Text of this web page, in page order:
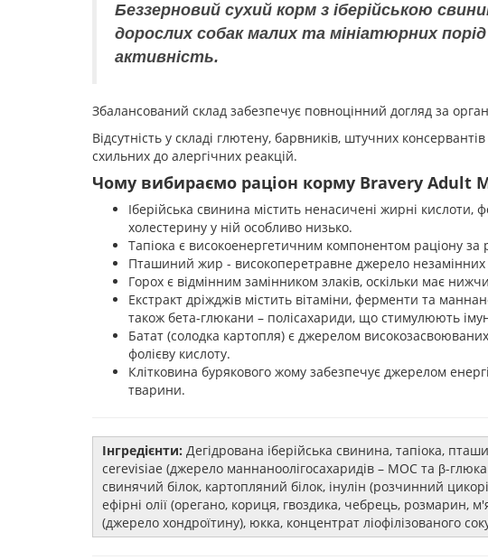
Беззерновий сухий корм з іберійською
дорослих собак малих та мініатюрних
активність.
Збалансований склад забезпечує повноцінний догляд за
Відсутність у складі глютену, барвників, штучних
схильних до алергічних реакцій.
Чому вибираємо раціон корму Bravery Adult
Іберійська свинина містить ненасичені жирні кислоти,
холестерину у ній особливо низько.
Тапіока є високоенергетичним компонентом раціону за
Пташиний жир - високоперетравне джерело незамінних
Горох є відмінним замінником злаків, оскільки має
Екстракт дріжджів містить вітаміни, ферменти та
також бета-глюкани – полісахариди, що стимулюють
Батат (солодка картопля) є джерелом
фолієву кислоту.
Клітковина бурякового жому забезпечує джерелом
тварини.
Інгредієнти: Дегідрована іберійська свинина, тапіока,
cerevisiae (джерело маннаноолігосахаридів – МОС та β-
свинячий білок, картопляний білок, інулін (розчинний
ефірні олії (орегано, кориця, гвоздика, чебрець, розмарин,
(джерело хондроїтину), юкка, концентрат ліофілізованого